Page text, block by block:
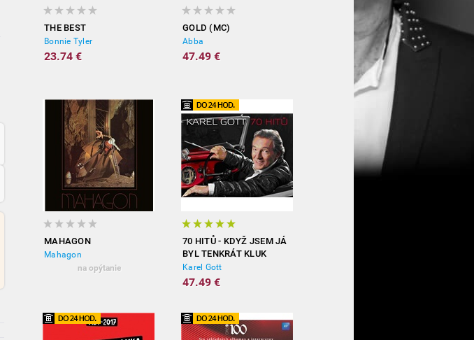
THE BEST
Bonnie Tyler
23.74 €
GOLD (MC)
Abba
47.49 €
MAHAGON
Mahagon
na opýtanie
70 HITŮ - KDYŽ JSEM JÁ
BYL TENKRÁT KLUK
(3CD)
Karel Gott
47.49 €